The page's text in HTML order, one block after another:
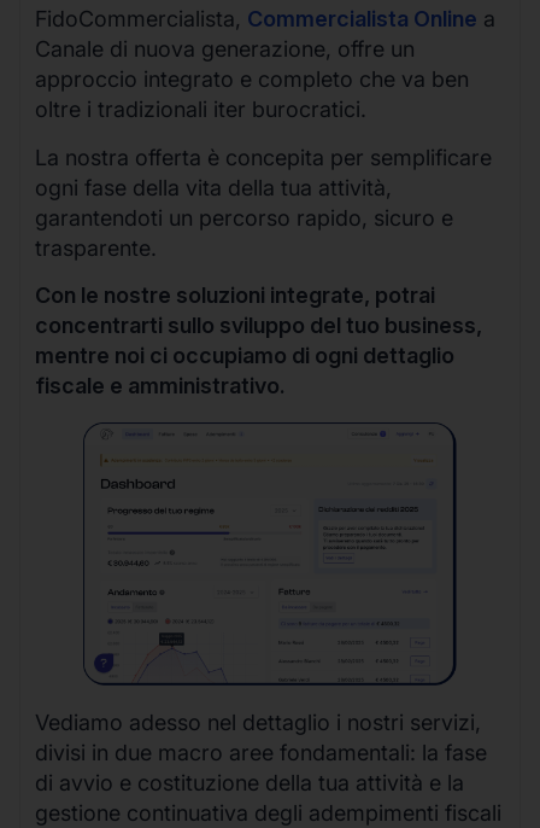
FidoCommercialista, Commercialista Online a
Canale di nuova generazione, offre un
approccio integrato e completo che va ben
oltre i tradizionali iter burocratici.
La nostra offerta è concepita per semplificare
ogni fase della vita della tua attività,
garantendoti un percorso rapido, sicuro e
trasparente.
Con le nostre soluzioni integrate, potrai
concentrarti sullo sviluppo del tuo business,
mentre noi ci occupiamo di ogni dettaglio
fiscale e amministrativo.
Vediamo adesso nel dettaglio i nostri servizi,
divisi in due macro aree fondamentali: la fase
di avvio e costituzione della tua attività e la
gestione continuativa degli adempimenti fiscali